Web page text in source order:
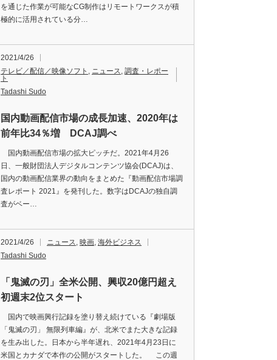
を通じた作業が可能なCG制作はリモートワークスが積
極的に活用されている分…
2021/4/26
テレビ／配信／映像ソフト , ニュース, 調査・レポー
ト
Tadashi Sudo
国内動画配信市場の成長加速、2020年は
前年比34％増 DCAJ調べ
国内動画配信市場の拡大ピッチだ。2021年4月26
日、一般財団法人デジタルコンテンツ協会(DCAJ)は、
国内の動画配信業界の動向をまとめた『動画配信市場調
査レポート 2021』を発刊した。数字はDCAJの独自調
査がベー…
2021/4/26 ニュース, 映画, 海外ビジネス
Tadashi Sudo
「鬼滅の刃」全米公開、興収20億円超え
初週末2位スタート
国内で映画興行記録を塗り替え続けている『劇場版
「鬼滅の刃」 無限列車編』が、北米でまた大きな記録
を生み出した。日本から半年遅れ、2021年4月23日に
米国とカナダで本作の公開がスタートした。 この週